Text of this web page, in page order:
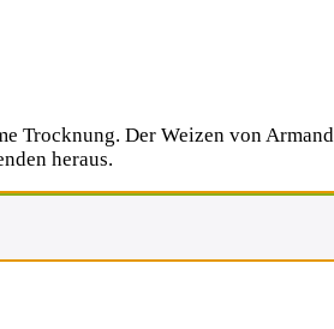
Trocknung. Der Weizen von
heraus.